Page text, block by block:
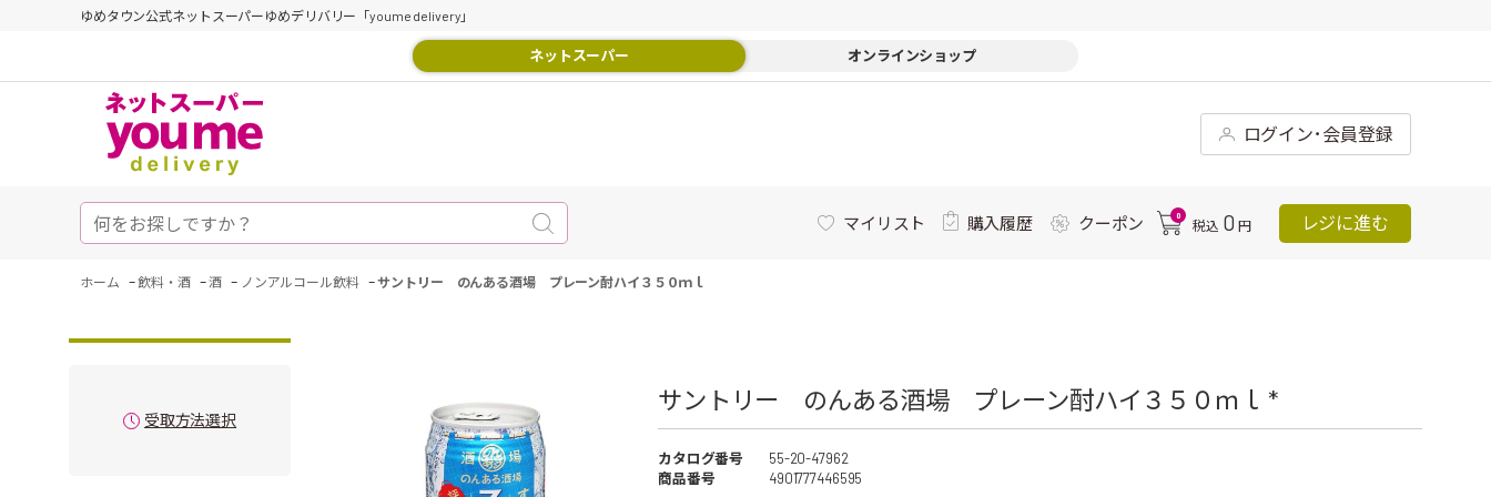
ゆめタウン公式ネットスーパーゆめデリバリー「youme delivery」
ネットスーパー オンラインショップ
ログイン･会員登録
マイリスト 購入履歴 クーポン 0
税込 0 円 レジに進む
ホーム -飲料・酒 -酒 - ノンアルコール飲料 -サントリー のんある酒場 プレーン酎ハイ３５０ｍｌ
受取方法選択
サントリー のんある酒場 プレーン酎ハイ３５０ｍｌ *
カタログ番号
55-20-47962
商品番号
4901777446595